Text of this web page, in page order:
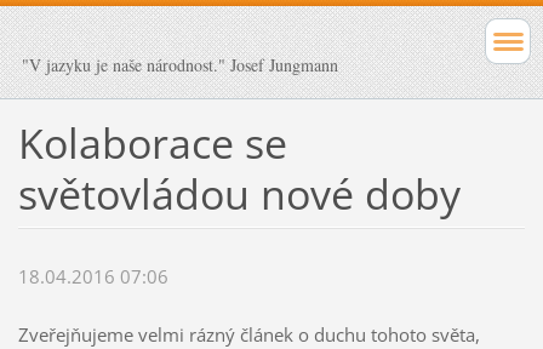
"V jazyku je naše národnost." Josef Jungmann
Kolaborace se
světovládou nové doby
18.04.2016 07:06
Zveřejňujeme velmi rázný článek o duchu tohoto světa,